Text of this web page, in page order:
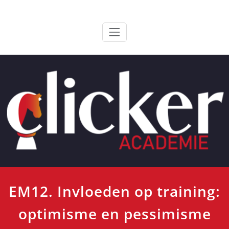
ClickerAcademie
EM12. Invloeden op training:
optimisme en pessimisme